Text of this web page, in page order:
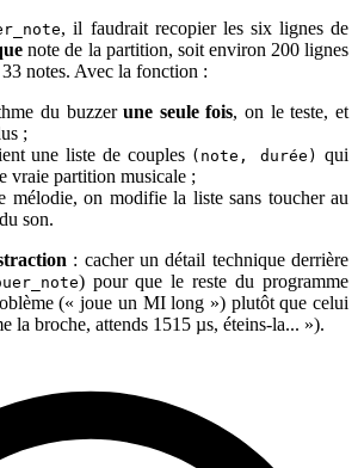
, il faudrait recopier les six lignes de
note de la partition, soit environ 200 lignes
notes. Avec la fonction :
du buzzerune seule fois, on le teste, et
;
une liste de couples (note, durée) qui
vraie partition musicale ;
mélodie, on modifie la liste sans toucher au
son.
: cacher un détail technique derrière
) pour que le reste du programme
(« joue un MI long ») plutôt que celui
la broche, attends 1515 µs, éteins-la... »).